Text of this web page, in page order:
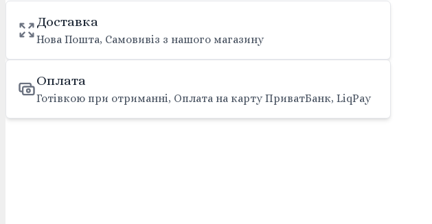
Доставка
Нова Пошта, Самовивіз з нашого магазину
Оплата
Готівкою при отриманні, Оплата на карту ПриватБанк, LiqPay